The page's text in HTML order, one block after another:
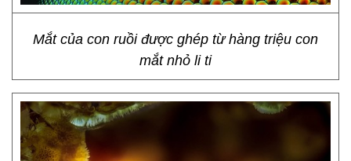
Mắt của con ruồi được ghép từ hàng triệu con
mắt nhỏ li ti